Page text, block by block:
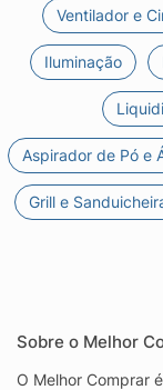
Ventilador e
Iluminação
Aspirador de Pó e
Grill e
Sobre o Melhor
O Melhor Comprar